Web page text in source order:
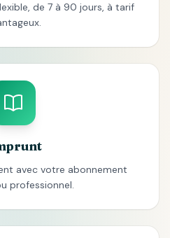
de 7 à 90 jours, à tarif
avec votre abonnement
professionnel.